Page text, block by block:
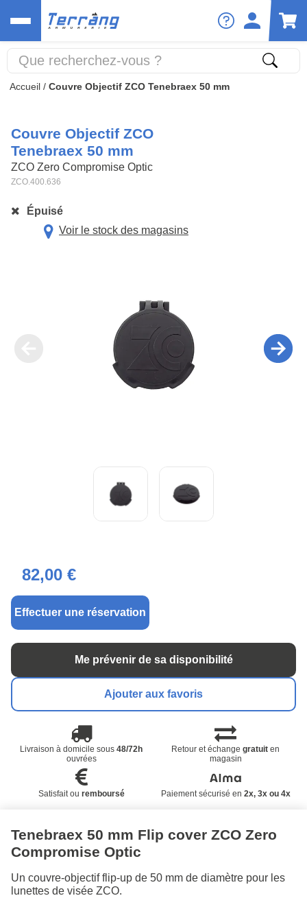
Accueil / Couvre Objectif ZCO Tenebraex 50 mm
Couvre Objectif ZCO
Tenebraex 50 mm
ZCO Zero Compromise Optic
ZCO.400.636
Épuisé
Voir le stock des magasins
82,00 €
Effectuer une réservation
Me prévenir de sa disponibilité
Ajouter aux favoris
Livraison à domicile sous48/72h
ouvrées
Retour et échangegratuit en
magasin
Satisfait ou remboursé Paiement sécurisé en 2x, 3x ou 4x
Tenebraex 50 mm Flip cover ZCO Zero
Compromise Optic
Un couvre-objectif flip-up de 50 mm de diamètre pour les
lunettes de visée ZCO.